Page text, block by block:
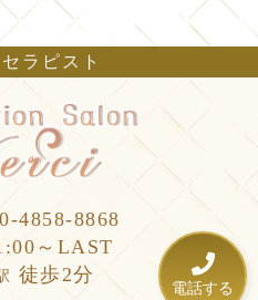
電話する
セラピスト
4858-8868
～LAST
徒歩2分